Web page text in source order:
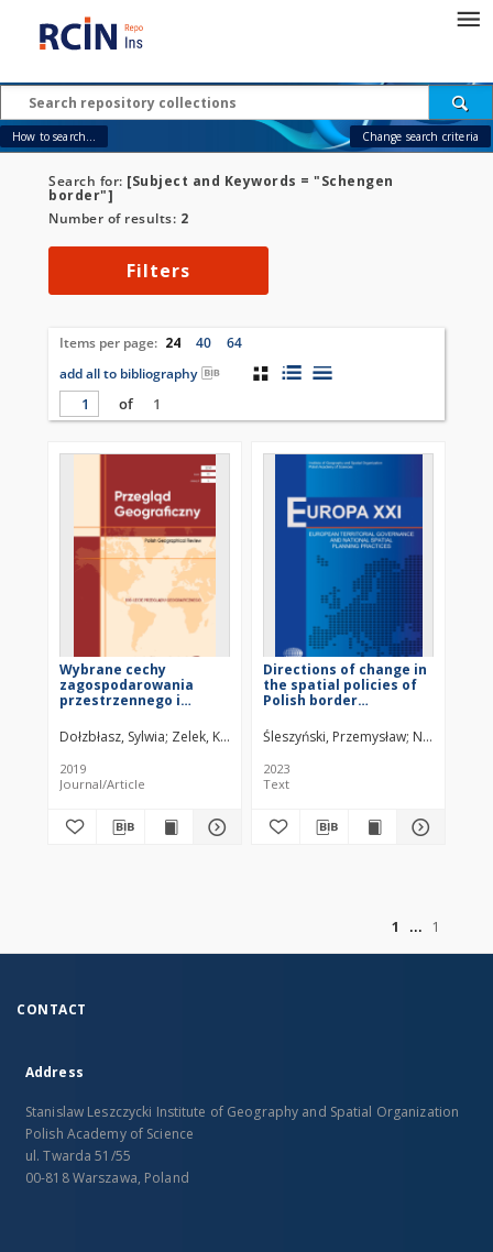
How to search... Change search criteria
Search for: [Subject and Keywords = "Schengen
border"]
Number of results: 2
Filters
Items per page: 24 40
64
add all to bibliography
of
1
Wybrane cechy
zagospodarowania
przestrzennego i
gospodarczej w
otoczeniu miejsc
przekraczania granicy
polsko-niemieckiej =
Selected features of
and economic activity
in the vicinity of
Dołzbłasz, Sylwia Zelek, Krzysztof
2019
Journal/Article
Directions of change in
the spatial policies of
Polish border
the first year of war in
Ukraine, 2022
Śleszyński, Przemysław Nowak,
2023
Text
1
1
CONTACT
Address
Stanislaw Leszczycki Institute of Geography and Spatial Organization
Polish Academy of Science
ul. Twarda 51/55
00-818 Warszawa, Poland